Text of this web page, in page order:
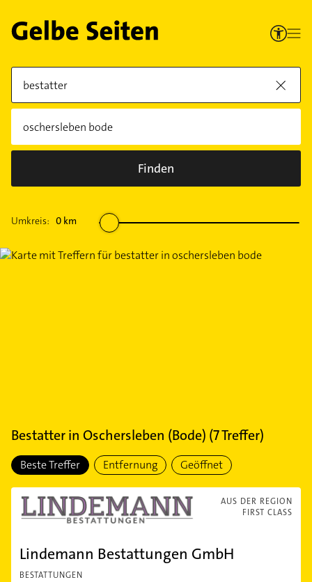
Finden
Umkreis: 0 km
Bestatterin Oschersleben (Bode) (7Treffer)
Beste Treffer Entfernung Geöffnet
AUS DER REGION
FIRST CLASS
Lindemann Bestattungen GmbH
BESTATTUNGEN